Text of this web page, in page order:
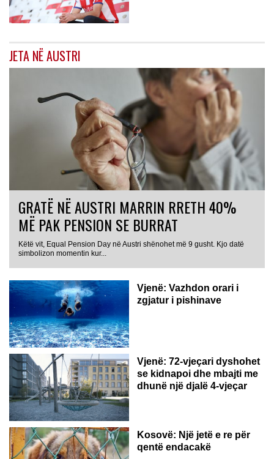
JETA NË AUSTRI
GRATË NË AUSTRI MARRIN RRETH 40%
MË PAK PENSION SE BURRAT
Këtë vit, Equal Pension Day në Austri shënohet më 9 gusht. Kjo datë
simbolizon momentin kur...
Vjenë: Vazhdon orari i
zgjatur i pishinave
Vjenë: 72-vjeçari dyshohet
se kidnapoi dhe mbajti me
dhunë një djalë 4-vjeçar
Kosovë: Një jetë e re për
qentë endacakë